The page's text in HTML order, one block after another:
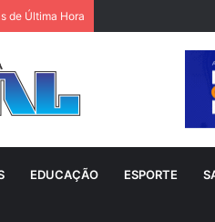
de Última Hora
EDUCAÇÃO ESPORTE